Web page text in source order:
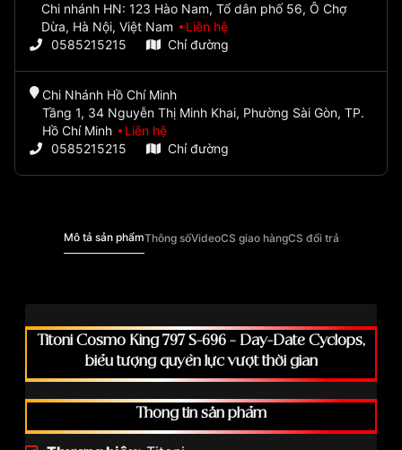
Chi nhánh HN: 123 Hào Nam, Tổ dân phố 56, Ô Chợ
Dừa, Hà Nội, Việt Nam
Liên hệ
0585215215
Chỉ đường
Chi Nhánh Hồ Chí Minh
Tầng 1, 34 Nguyễn Thị Minh Khai, Phường Sài Gòn, TP.
Hồ Chí Minh
Liên hệ
0585215215
Chỉ đường
Mô tả sản phẩmThông sốVideoCS giao hàngCS đổi trả
Titoni Cosmo King 797 S-696 – Day-Date Cyclops,
biểu tượng quyền lực vượt thời gian
Thông tin sản phẩm